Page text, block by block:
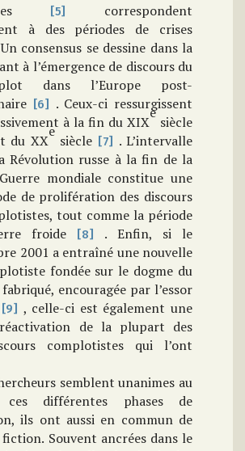
[5]
correspondent
à des périodes de crises
Un consensus se dessine dans la
à l’émergence de discours du
dans l’Europe post-
[6] . Ceux-ci ressurgissent
à la fin du XIX
e
siècle
du XX
e
siècle [7] . L’intervalle
Révolution russe à la fin de la
mondiale constitue une
de prolifération des discours
tout comme la période
froide
[8] .
Enfin, si le
2001 a entraîné une nouvelle
fondée sur le dogme du
encouragée par l’essor
[9] , celle-ci est également une
de la plupart des
complotistes qui l’ont
semblent unanimes au
différentes phases de
ils ont aussi en commun de
Souvent ancrées dans le